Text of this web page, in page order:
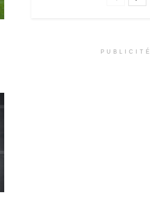
PUBLICITÉ